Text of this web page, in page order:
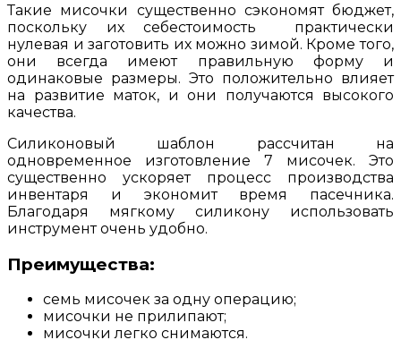
Такие мисочки существенно сэкономят бюджет,
поскольку их себестоимость практически
нулевая и заготовить их можно зимой. Кроме того,
они всегда имеют правильную форму и
одинаковые размеры. Это положительно влияет
на развитие маток, и они получаются высокого
качества.
Силиконовый шаблон рассчитан на
одновременное изготовление 7 мисочек. Это
существенно ускоряет процесс производства
инвентаря и экономит время пасечника.
Благодаря мягкому силикону использовать
инструмент очень удобно.
Преимущества:
семь мисочек за одну операцию;
мисочки не прилипают;
мисочки легко снимаются.